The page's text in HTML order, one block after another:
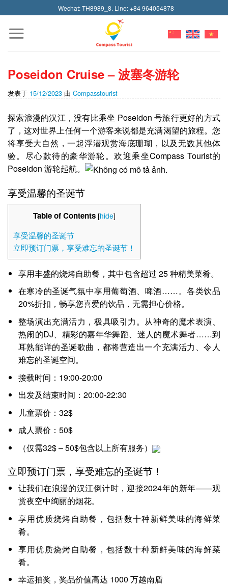
to
content
Wechat: TH8989_8. Line: +84 964054878
Poseidon Cruise – 波塞冬游轮
发表于 15/12/2023 由 Compasstourist
探索浪漫的汉江，没有比乘坐 Poseidon 号旅行更好的方式
了，这对世界上任何一个游客来说都是充满渴望的旅程。您
将享受大自然，一起浮潜观赏海底珊瑚，以及无数其他体
验。尽心款待的豪华游轮。欢迎乘坐Compass Tourist的
Poseidon 游轮起航。
享受温馨的圣诞节
Table of Contents [hide]
享受温馨的圣诞节
立即预订门票，享受难忘的圣诞节！
享用丰盛的烧烤自助餐，其中包含超过 25 种精美菜肴。
在寒冷的圣诞气氛中享用葡萄酒、啤酒……。各类饮品
20%折扣，畅享您喜爱的饮品，无需担心价格。
整场演出充满活力，极具吸引力。从神奇的魔术表演、
热闹的DJ、精彩的嘉年华舞蹈、迷人的魔术舞者……到
耳熟能详的圣诞歌曲，都将营造出一个充满活力、令人
难忘的圣诞空间。
接载时间：19:00-20:00
出发及结束时间：20:00-22:30
儿童票价：32$
成人票价：50$
（仅需32$ – 50$包含以上所有服务）
立即预订门票，享受难忘的圣诞节！
让我们在浪漫的汉江倒计时，迎接2024年的新年——观
赏夜空中绚丽的烟花。
享用优质烧烤自助餐，包括数十种新鲜美味的海鲜菜
肴。
享用优质烧烤自助餐，包括数十种新鲜美味的海鲜菜
肴。
幸运抽奖，奖品价值高达 1000 万越南盾